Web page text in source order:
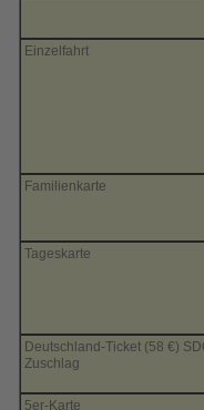
Einzelfahrt
Familienkarte
Tageskarte
Deutschland-Ticket (58 €)
Zuschlag
5er-Karte